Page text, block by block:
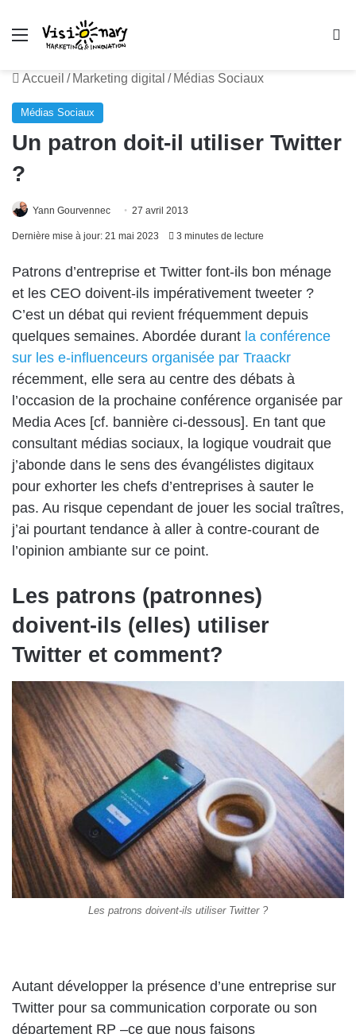
Menu
Accueil / Marketing digital / Médias Sociaux
Médias Sociaux
Un patron doit-il utiliser Twitter
?
Yann Gourvennec 27 avril 2013
Dernière mise à jour: 21 mai 2023 3 minutes de lecture
Patrons d’entreprise et Twitter font-ils bon ménage
et les CEO doivent-ils impérativement tweeter ?
C’est un débat qui revient fréquemment depuis
quelques semaines. Abordée durant la conférence
sur les e-influenceurs organisée par Traackr
récemment, elle sera au centre des débats à
l’occasion de la prochaine conférence organisée par
Media Aces [cf. bannière ci-dessous]. En tant que
consultant médias sociaux, la logique voudrait que
j’abonde dans le sens des évangélistes digitaux
pour exhorter les chefs d’entreprises à sauter le
pas. Au risque cependant de jouer les social traîtres,
j’ai pourtant tendance à aller à contre-courant de
l’opinion ambiante sur ce point.
Les patrons (patronnes)
doivent-ils (elles) utiliser
Twitter et comment?
Les patrons doivent-ils utiliser Twitter ?
Autant développer la présence d’une entreprise sur
Twitter pour sa communication corporate ou son
département RP –ce que nous faisons